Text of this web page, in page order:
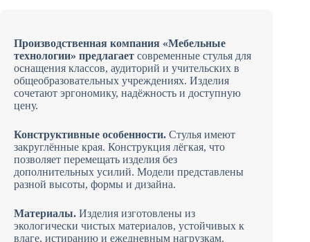
Производственная компания «Мебельные
технологии» предлагает современные стулья для
оснащения классов, аудиторий и учительских в
общеобразовательных учреждениях. Изделия
сочетают эргономику, надёжность и доступную
цену.
Конструктивные особенности. Стулья имеют
закруглённые края. Конструкция лёгкая, что
позволяет перемещать изделия без
дополнительных усилий. Модели представлены
разной высоты, формы и дизайна.
Материалы. Изделия изготовлены из
экологически чистых материалов, устойчивых к
влаге, истиранию и ежедневным нагрузкам.